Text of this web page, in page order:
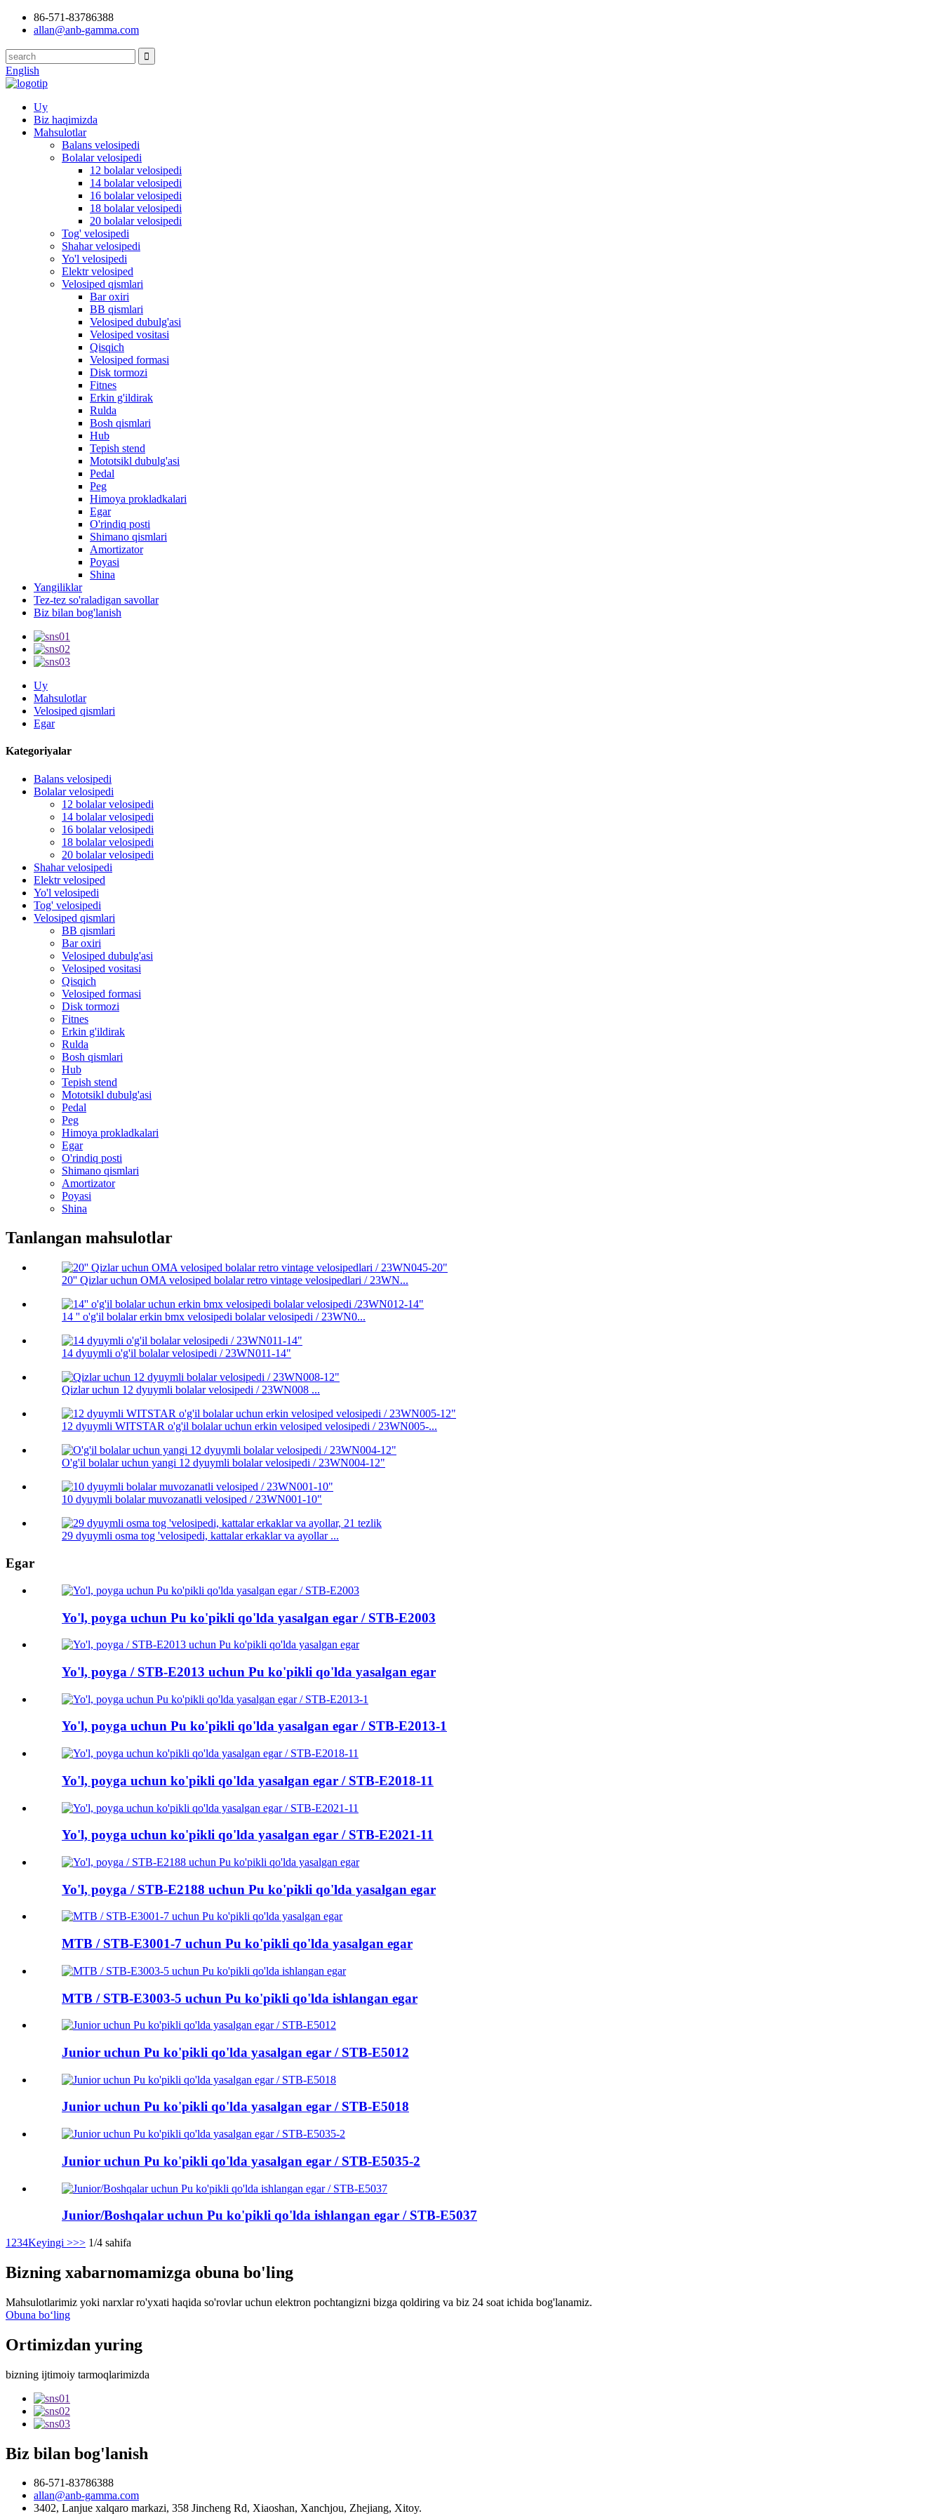
86-571-83786388
allan@anb-gamma.com
English
Uy
Biz haqimizda
Mahsulotlar
Balans velosipedi
Bolalar velosipedi
12 bolalar velosipedi
14 bolalar velosipedi
16 bolalar velosipedi
18 bolalar velosipedi
20 bolalar velosipedi
Tog' velosipedi
Shahar velosipedi
Yo'l velosipedi
Elektr velosiped
Velosiped qismlari
Bar oxiri
BB qismlari
Velosiped dubulg'asi
Velosiped vositasi
Qisqich
Velosiped formasi
Disk tormozi
Fitnes
Erkin g'ildirak
Rulda
Bosh qismlari
Hub
Tepish stend
Mototsikl dubulg'asi
Pedal
Peg
Himoya prokladkalari
Egar
O'rindiq posti
Shimano qismlari
Amortizator
Poyasi
Shina
Yangiliklar
Tez-tez so'raladigan savollar
Biz bilan bog'lanish
Uy
Mahsulotlar
Velosiped qismlari
Egar
Kategoriyalar
Balans velosipedi
Bolalar velosipedi
12 bolalar velosipedi
14 bolalar velosipedi
16 bolalar velosipedi
18 bolalar velosipedi
20 bolalar velosipedi
Shahar velosipedi
Elektr velosiped
Yo'l velosipedi
Tog' velosipedi
Velosiped qismlari
BB qismlari
Bar oxiri
Velosiped dubulg'asi
Velosiped vositasi
Qisqich
Velosiped formasi
Disk tormozi
Fitnes
Erkin g'ildirak
Rulda
Bosh qismlari
Hub
Tepish stend
Mototsikl dubulg'asi
Pedal
Peg
Himoya prokladkalari
Egar
O'rindiq posti
Shimano qismlari
Amortizator
Poyasi
Shina
Tanlangan mahsulotlar
20'' Qizlar uchun OMA velosiped bolalar retro vintage velosipedlari / 23WN...
14 '' o'g'il bolalar erkin bmx velosipedi bolalar velosipedi / 23WN0...
14 dyuymli o'g'il bolalar velosipedi / 23WN011-14"
Qizlar uchun 12 dyuymli bolalar velosipedi / 23WN008 ...
12 dyuymli WITSTAR o'g'il bolalar uchun erkin velosiped velosipedi / 23WN005-...
O'g'il bolalar uchun yangi 12 dyuymli bolalar velosipedi / 23WN004-12"
10 dyuymli bolalar muvozanatli velosiped / 23WN001-10"
29 dyuymli osma tog 'velosipedi, kattalar erkaklar va ayollar ...
Egar
Yo'l, poyga uchun Pu ko'pikli qo'lda yasalgan egar / STB-E2003
Yo'l, poyga / STB-E2013 uchun Pu ko'pikli qo'lda yasalgan egar
Yo'l, poyga uchun Pu ko'pikli qo'lda yasalgan egar / STB-E2013-1
Yo'l, poyga uchun ko'pikli qo'lda yasalgan egar / STB-E2018-11
Yo'l, poyga uchun ko'pikli qo'lda yasalgan egar / STB-E2021-11
Yo'l, poyga / STB-E2188 uchun Pu ko'pikli qo'lda yasalgan egar
MTB / STB-E3001-7 uchun Pu ko'pikli qo'lda yasalgan egar
MTB / STB-E3003-5 uchun Pu ko'pikli qo'lda ishlangan egar
Junior uchun Pu ko'pikli qo'lda yasalgan egar / STB-E5012
Junior uchun Pu ko'pikli qo'lda yasalgan egar / STB-E5018
Junior uchun Pu ko'pikli qo'lda yasalgan egar / STB-E5035-2
Junior/Boshqalar uchun Pu ko'pikli qo'lda ishlangan egar / STB-E5037
1 234Keyingi >>> 1/4 sahifa
Bizning xabarnomamizga obuna bo'ling
Mahsulotlarimiz yoki narxlar ro'yxati haqida so'rovlar uchun elektron pochtangizni bizga qoldiring va biz 24 soat ichida bog'lanamiz.
Obuna boʻling
Ortimizdan yuring
bizning ijtimoiy tarmoqlarimizda
Biz bilan bog'lanish
86-571-83786388
allan@anb-gamma.com
3402, Lanjue xalqaro markazi, 358 Jincheng Rd, Xiaoshan, Xanchjou, Zhejiang, Xitoy.